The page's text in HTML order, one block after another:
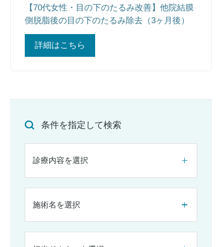
【70代女性・目の下のたるみ改善】他院結膜
側脱脂後の目の下のたるみ除去（3ヶ月後）
詳細はこちら
条件を指定して検索
診療内容を選択
施術名を選択